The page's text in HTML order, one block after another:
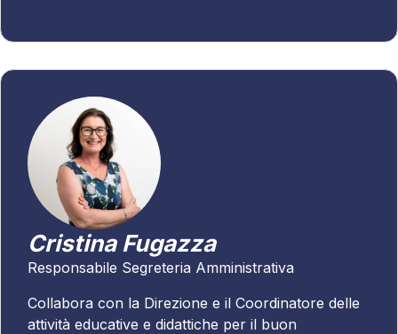
Cristina Fugazza
Responsabile Segreteria Amministrativa
Collabora con la Direzione e il Coordinatore delle
attività educative e didattiche per il buon